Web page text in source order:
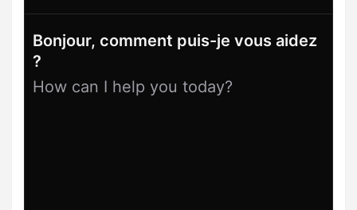
Bonjour, comment puis-je vous aidez
?
How can I help you today?